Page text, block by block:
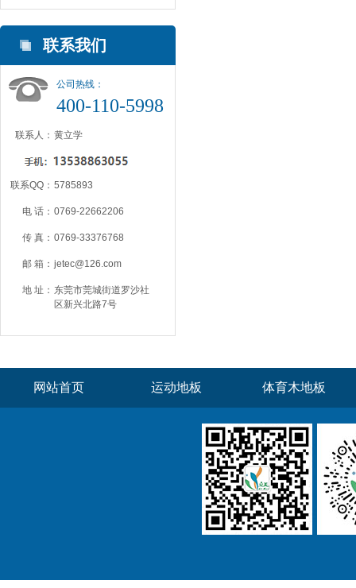
联系我们
公司热线：
400-110-5998
联系人： 黄立学
联系QQ： 5785893
电 话： 0769-22662206
传 真： 0769-33376768
邮 箱： jetec@126.com
地 址： 东莞市莞城街道罗沙社
区新兴北路7号
网站首页 运动地板 体育木地板